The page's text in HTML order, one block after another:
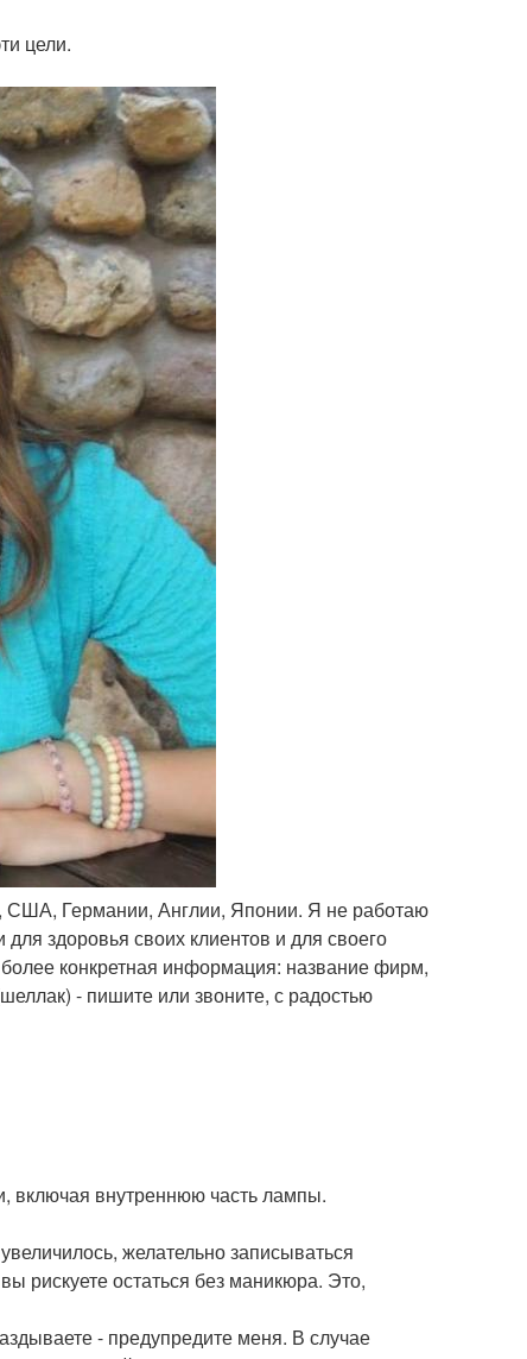
цели.
США, Германии, Англии, Японии. Я не работаю
здоровья своих клиентов и для своего
конкретная информация: название фирм,
- пишите или звоните, с радостью
включая внутреннюю часть лампы.
желательно записываться
рискуете остаться без маникюра. Это,
- предупредите меня. В случае